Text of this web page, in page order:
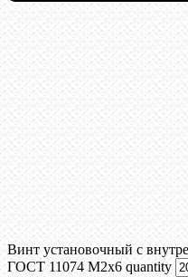
Винт установочный с
ГОСТ 11074 М2х6 quantity